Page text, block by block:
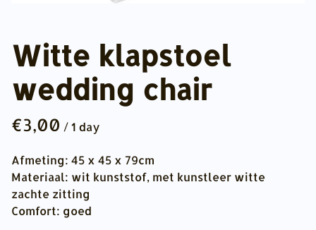
Witte klapstoel
wedding chair
/
Afmeting: 45 x 45 x 79cm
Materiaal: wit kunststof, met kunstleer witte
zachte zitting
Comfort: goed